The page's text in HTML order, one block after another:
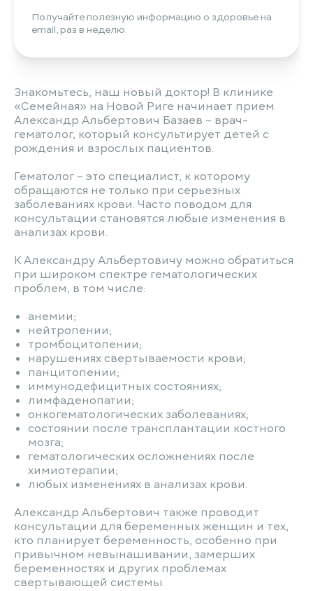
Получайте полезную информацию о здоровье на
email, раз в неделю.
Знакомьтесь, наш новый доктор! В клинике
«Семейная» на Новой Риге начинает прием
Александр Альбертович Базаев – врач-
гематолог, который консультирует детей с
рождения и взрослых пациентов.
Гематолог – это специалист, к которому
обращаются не только при серьезных
заболеваниях крови. Часто поводом для
консультации становятся любые изменения в
анализах крови.
К Александру Альбертовичу можно обратиться
при широком спектре гематологических
проблем, в том числе:
анемии;
нейтропении;
тромбоцитопении;
нарушениях свертываемости крови;
панцитопении;
иммунодефицитных состояниях;
лимфаденопатии;
онкогематологических заболеваниях;
состоянии после трансплантации костного
мозга;
гематологических осложнениях после
химиотерапии;
любых изменениях в анализах крови.
Александр Альбертович также проводит
консультации для беременных женщин и тех,
кто планирует беременность, особенно при
привычном невынашивании, замерших
беременностях и других проблемах
свертывающей системы.